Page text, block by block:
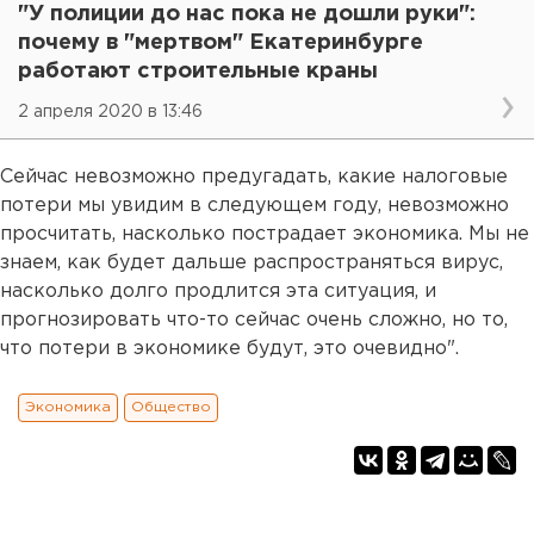
"У полиции до нас пока не дошли руки":
почему в "мертвом" Екатеринбурге
работают строительные краны
2 апреля 2020 в 13:46
Сейчас невозможно предугадать, какие налоговые
потери мы увидим в следующем году, невозможно
просчитать, насколько пострадает экономика. Мы не
знаем, как будет дальше распространяться вирус,
насколько долго продлится эта ситуация, и
прогнозировать что-то сейчас очень сложно, но то,
что потери в экономике будут, это очевидно".
Экономика Общество